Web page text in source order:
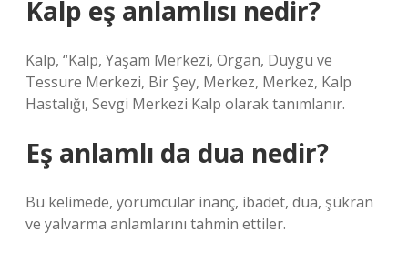
Kalp eş anlamlısı nedir?
Kalp, “Kalp, Yaşam Merkezi, Organ, Duygu ve
Tessure Merkezi, Bir Şey, Merkez, Merkez, Kalp
Hastalığı, Sevgi Merkezi Kalp olarak tanımlanır.
Eş anlamlı da dua nedir?
Bu kelimede, yorumcular inanç, ibadet, dua, şükran
ve yalvarma anlamlarını tahmin ettiler.